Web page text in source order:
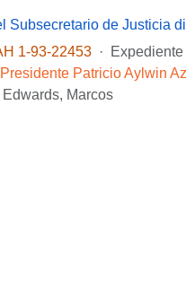
1-93-22453
· Expediente
Presidente Patricio Aylwin
Marcos